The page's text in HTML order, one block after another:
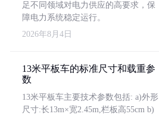
足不同领域对电力供应的高要求，保
障电力系统稳定运行。
2026年8月4日
13米平板车的标准尺寸和载重参
数
13米平板车主要技术参数包括: a)外形
尺寸:长13m×宽2.45m,栏板高55cm b)